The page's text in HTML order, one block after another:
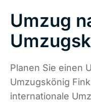
Umzug
Planen Sie einen
Umzugskönig
internationale